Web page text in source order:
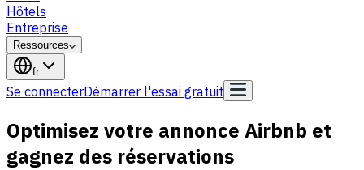
Hôtels
Entreprise
Ressources
fr
Se connecterDémarrer l'essai gratuit
Optimisez votre annonce Airbnb et
gagnez des réservations